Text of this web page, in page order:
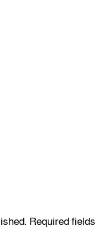
Required fields